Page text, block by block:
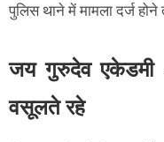
पुलिस थाने में मामला दर्ज
जय गुरुदेव एकेडमी
वसूलते रहे